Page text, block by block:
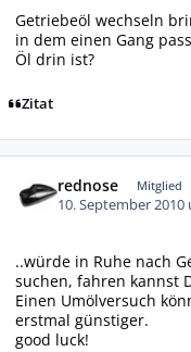
Getriebeöl wechseln
in dem einen Gang
Öl drin ist?
Zitat
rednose Mitglied
10. September 2010
..würde in Ruhe nach
suchen, fahren kannst
Einen Umölversuch
erstmal günstiger.
good luck!